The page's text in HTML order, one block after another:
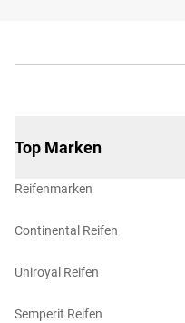
Top Marken
Reifenmarken
Continental Reifen
Uniroyal Reifen
Semperit Reifen